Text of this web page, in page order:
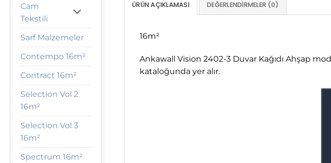
Cam
Tekstili
Sarf Malzemeler
Contempo 16m²
Contract 16m²
Selection Vol 2
16m²
Selection Vol 3
16m²
Spectrum 16m²
ÜRÜN AÇIKLAMASI DEĞERLENDIRMELER (0)
16m²
Ankawall Vision 2402-3 Duvar Kağıdı Ahşap
kataloğunda yer alır.